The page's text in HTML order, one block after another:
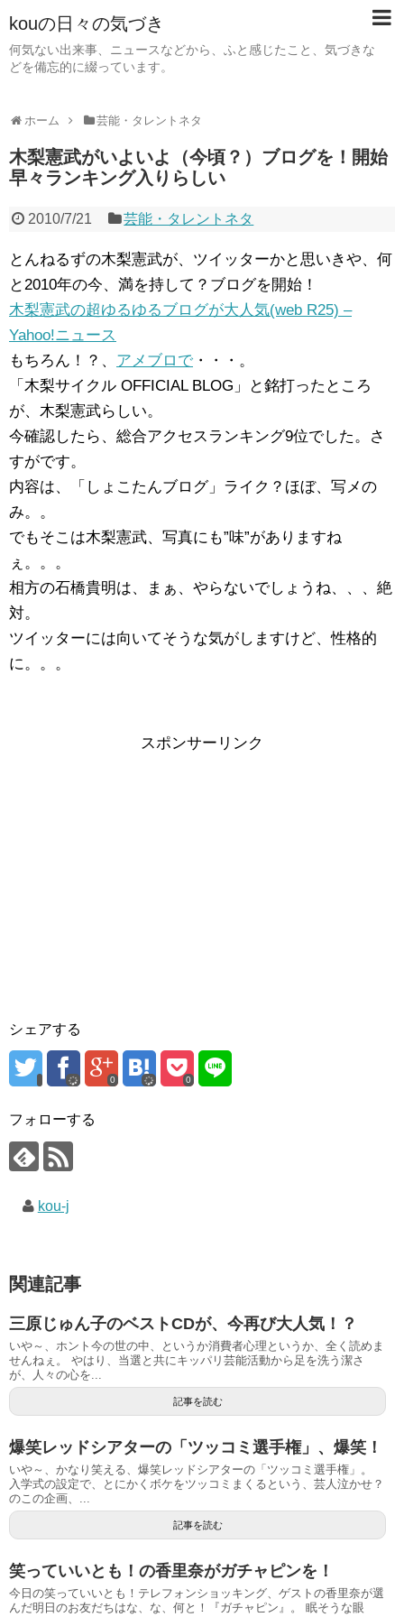
kouの日々の気づき
何気ない出来事、ニュースなどから、ふと感じたこと、気づきな
どを備忘的に綴っています。
ホーム 芸能・タレントネタ
木梨憲武がいよいよ（今頃？）ブログを！開始
早々ランキング入りらしい
2010/7/21 芸能・タレントネタ
とんねるずの木梨憲武が、ツイッターかと思いきや、何
と2010年の今、満を持して？ブログを開始！
木梨憲武の超ゆるゆるブログが大人気(web R25) –
Yahoo!ニュース
もちろん！？、 アメブロで ・・・。
「木梨サイクル OFFICIAL BLOG」と銘打ったところ
が、木梨憲武らしい。
今確認したら、総合アクセスランキング9位でした。さ
すがです。
内容は、「しょこたんブログ」ライク？ほぼ、写メの
み。。
でもそこは木梨憲武、写真にも”味”がありますね
ぇ。。。
相方の石橋貴明は、まぁ、やらないでしょうね、、、絶
対。
ツイッターには向いてそうな気がしますけど、性格的
に。。。
スポンサーリンク
シェアする
0 0
フォローする
kou-j
関連記事
三原じゅん子のベストCDが、今再び大人気！？
いや～、ホント今の世の中、というか消費者心理というか、全く読めま
せんねぇ。 やはり、当選と共にキッパリ芸能活動から足を洗う潔さ
が、人々の心を...
記事を読む
爆笑レッドシアターの「ツッコミ選手権」、爆笑！
いや～、かなり笑える、爆笑レッドシアターの「ツッコミ選手権」。
入学式の設定で、とにかくボケをツッコミまくるという、芸人泣かせ？
のこの企画、...
記事を読む
笑っていいとも！の香里奈がガチャピンを！
今日の笑っていいとも！テレフォンショッキング、ゲストの香里奈が選
んだ明日のお友だちはな、な、何と！『ガチャピン』。 眠そうな眼